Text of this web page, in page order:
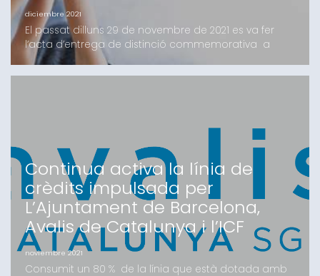
diciembre 2021
El passat dilluns 29 de novembre de 2021 es va fer
l’acta d’entrega de distinció commemorativa a
varis membres que han deixat de formar part
aquest darrer any del Consell d’Administració
Continua activa la línia de
crèdits impulsada per
L’Ajuntament de Barcelona,
Avalis de Catalunya i l’ICF
noviembre 2021
Consumit un 80 % de la línia que està dotada amb